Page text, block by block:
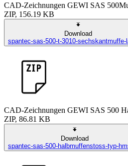
CAD-Zeichnungen GEWI SAS
ZIP, 156.19 KB
Download
spantec-sas-500-t-3010-sechskantmuffe-
CAD-Zeichnungen GEWI SAS 500
ZIP, 86.81 KB
Download
spantec-sas-500-halbmuffenstoss-typ-